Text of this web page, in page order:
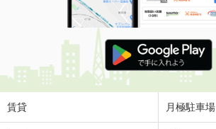
兵庫県尼崎市稲葉荘１丁目
価 格
4.30万円
住 所
兵庫県尼崎市稲葉荘
専有面積
賃貸 月極駐車場